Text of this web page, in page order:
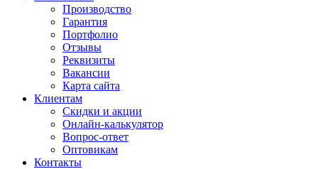
Производство
Гарантия
Портфолио
Отзывы
Реквизиты
Вакансии
Карта сайта
Клиентам
Скидки и акции
Онлайн-калькулятор
Вопрос-ответ
Оптовикам
Контакты